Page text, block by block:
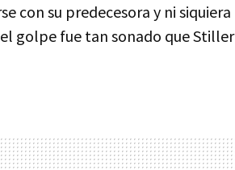
con su predecesora y ni siquiera
golpe fue tan sonado que Stiller